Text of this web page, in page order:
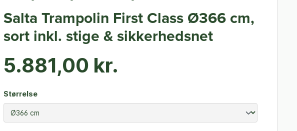
Salta Trampolin First Class Ø366 cm,
sort inkl. stige & sikkerhedsnet
5.881,00 kr.
Størrelse